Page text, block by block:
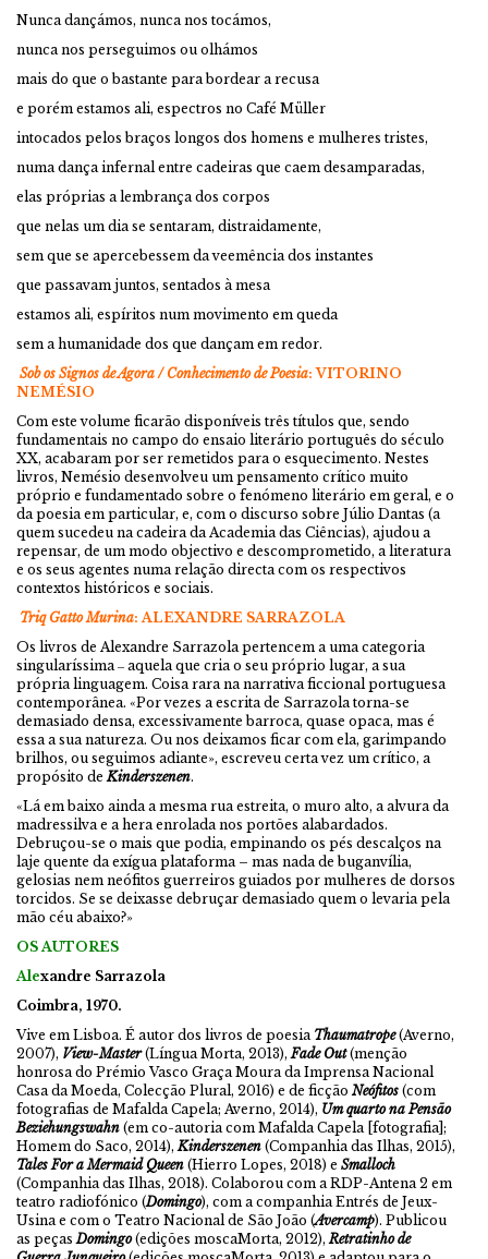
Nunca dançámos, nunca nos tocámos,
nunca nos perseguimos ou olhámos
mais do que o bastante para bordear a recusa
e porém estamos ali, espectros no Café Müller
intocados pelos braços longos dos homens e mulheres tristes,
numa dança infernal entre cadeiras que caem desamparadas,
elas próprias a lembrança dos corpos
que nelas um dia se sentaram, distraidamente,
sem que se apercebessem da veemência dos instantes
que passavam juntos, sentados à mesa
estamos ali, espíritos num movimento em queda
sem a humanidade dos que dançam em redor.
Sob os Signos de Agora / Conhecimento de Poesia: VITORINO
NEMÉSIO
Com este volume ficarão disponíveis três títulos que, sendo
fundamentais no campo do ensaio literário português do século
XX, acabaram por ser remetidos para o esquecimento. Nestes
livros, Nemésio desenvolveu um pensamento crítico muito
próprio e fundamentado sobre o fenómeno literário em geral, e o
da poesia em particular, e, com o discurso sobre Júlio Dantas (a
quem sucedeu na cadeira da Academia das Ciências), ajudou a
repensar, de um modo objectivo e descomprometido, a literatura
e os seus agentes numa relação directa com os respectivos
contextos históricos e sociais.
Triq Gatto Murina: ALEXANDRE SARRAZOLA
Os livros de Alexandre Sarrazola pertencem a uma categoria
singularíssima ‒ aquela que cria o seu próprio lugar, a sua
própria linguagem. Coisa rara na narrativa ficcional portuguesa
contemporânea. «Por vezes a escrita de Sarrazola torna-se
demasiado densa, excessivamente barroca, quase opaca, mas é
essa a sua natureza. Ou nos deixamos ficar com ela, garimpando
brilhos, ou seguimos adiante», escreveu certa vez um crítico, a
propósito deKinderszenen.
«Lá em baixo ainda a mesma rua estreita, o muro alto, a alvura da
madressilva e a hera enrolada nos portões alabardados.
Debruçou-se o mais que podia, empinando os pés descalços na
laje quente da exígua plataforma – mas nada de buganvília,
gelosias nem neófitos guerreiros guiados por mulheres de dorsos
torcidos. Se se deixasse debruçar demasiado quem o levaria pela
mão céu abaixo?»
OS AUTORES
Alexandre Sarrazola
Coimbra, 1970.
Vive em Lisboa. É autor dos livros de poesia Thaumatrope(Averno,
2007), View-Master(Língua Morta, 2013),Fade Out(menção
honrosa do Prémio Vasco Graça Moura da Imprensa Nacional
Casa da Moeda, Colecção Plural, 2016) e de ficção Neófitos (com
fotografias de Mafalda Capela; Averno, 2014), Um quarto na Pensão
Beziehungswahn (em co-autoria com Mafalda Capela [fotografia];
Homem do Saco, 2014),Kinderszenen (Companhia das Ilhas, 2015),
Tales For a Mermaid Queen (Hierro Lopes, 2018) e Smalloch
(Companhia das Ilhas, 2018). Colaborou com a RDP-Antena 2 em
teatro radiofónico (Domingo), com a companhia Entrés de Jeux-
Usina e com o Teatro Nacional de São João (Avercamp). Publicou
as peçasDomingo(edições moscaMorta, 2012),Retratinho de